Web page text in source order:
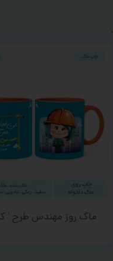
ماگ روز مهندس طرح ‘ کد